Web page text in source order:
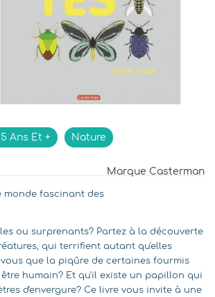
Ans Et + Nature
Marque Casterman
monde fascinant des
ou surprenants? Partez à la découverte
qui terrifient autant qu'elles
que la piqûre de certaines fourmis
humain? Et qu'il existe un papillon qui
d'envergure? Ce livre vous invite à une